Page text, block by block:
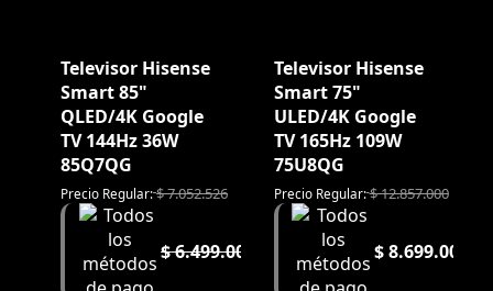
Televisor Hisense
Smart 85"
QLED/4K Google
TV 144Hz 36W
85Q7QG
Precio Regular:$7.052.526
$6.499.000
Televisor Hisense
Smart 75"
ULED/4K Google
TV 165Hz 109W
75U8QG
Precio Regular:$12.857.000
$8.699.000